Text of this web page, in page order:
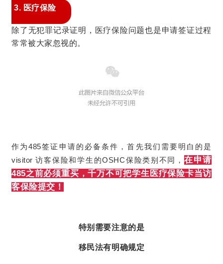
3. 医疗保险
除了无犯罪记录证明，医疗保险问题也是申请签证过程
常常被大家忽视的。
作为485签证申请的必备条件，首先我们需要明白的是
visitor 访客保险和学生的OSHC保险类别不同， 在申请
485之前必须重买，千万不可把学生医疗保险卡当访
客保险提交！
特别需要注意的是
移民法有明确规定